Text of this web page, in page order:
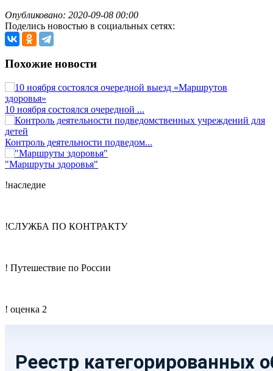
Опубликовано: 2020-09-08 00:00
Поделись новостью в социальных сетях:
Похожие новости
10 ноября состоялся очередной ...
Контроль деятельности подведом...
"Маршруты здоровья"
!наследие
!СЛУЖБА ПО КОНТРАКТУ
! Путешествие по России
! оценка 2